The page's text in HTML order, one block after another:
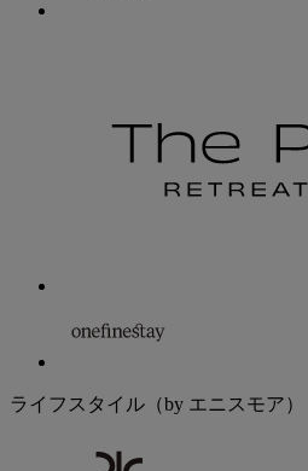
ライフスタイル（by エニスモア）